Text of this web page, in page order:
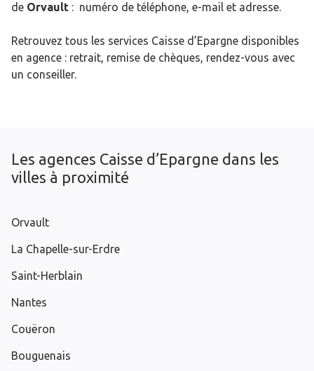
de Orvault : numéro de téléphone, e-mail et adresse.
Retrouvez tous les services Caisse d’Epargne disponibles
en agence : retrait, remise de chèques, rendez-vous avec
un conseiller.
Les agences Caisse d’Epargne dans les
villes à proximité
Orvault
La Chapelle-sur-Erdre
Saint-Herblain
Nantes
Couëron
Bouguenais